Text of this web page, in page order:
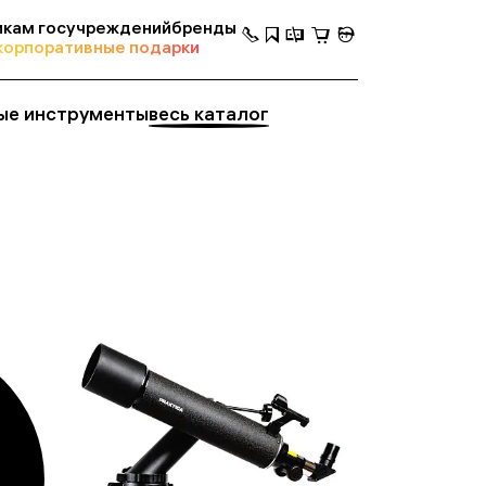
госучрежденийбренды
подарки
инструментывесь каталог